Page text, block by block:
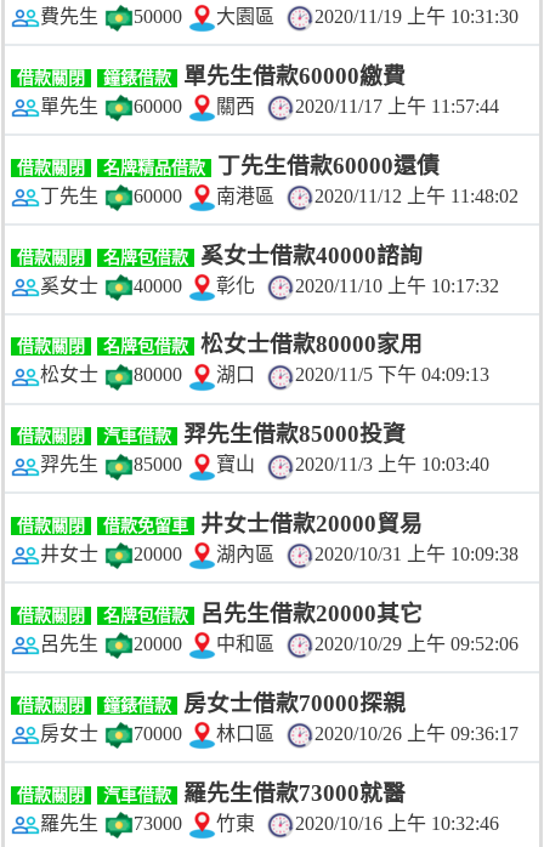
費先生 50000 大園區 2020/11/19 上午 10:31:30
借款關閉 鐘錶借款 單先生借款60000繳費
單先生 60000 關西 2020/11/17 上午 11:57:44
借款關閉 名牌精品借款 丁先生借款60000還債
丁先生 60000 南港區 2020/11/12 上午 11:48:02
借款關閉 名牌包借款 奚女士借款40000諮詢
奚女士 40000 彰化 2020/11/10 上午 10:17:32
借款關閉 名牌包借款 松女士借款80000家用
松女士 80000 湖口 2020/11/5 下午 04:09:13
借款關閉 汽車借款 羿先生借款85000投資
羿先生 85000 寶山 2020/11/3 上午 10:03:40
借款關閉 借款免留車 井女士借款20000貿易
井女士 20000 湖內區 2020/10/31 上午 10:09:38
借款關閉 名牌包借款 呂先生借款20000其它
呂先生 20000 中和區 2020/10/29 上午 09:52:06
借款關閉 鐘錶借款 房女士借款70000探親
房女士 70000 林口區 2020/10/26 上午 09:36:17
借款關閉 汽車借款 羅先生借款73000就醫
羅先生 73000 竹東 2020/10/16 上午 10:32:46